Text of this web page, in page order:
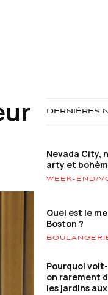
DERNIÈRES
Nevada City,
arty et
WEEK-END/
Quel est le
Boston ?
Pourquoi voit-
on rarement
les jardins